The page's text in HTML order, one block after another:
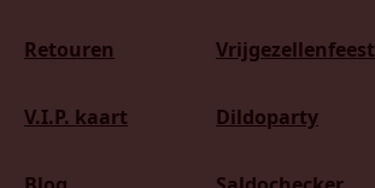
Retouren
V.I.P. kaart
Vrijgezellenfeest
Dildoparty